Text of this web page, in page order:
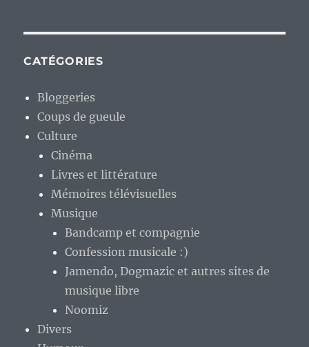
CATÉGORIES
Bloggeries
Coups de gueule
Culture
Cinéma
Livres et littérature
Mémoires télévisuelles
Musique
Bandcamp et compagnie
Confession musicale :)
Jamendo, Dogmazic et autres sites de
musique libre
Noomiz
Divers